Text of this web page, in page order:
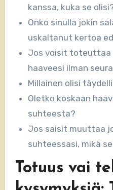
kanssa, kuka se
Onko sinulla jokin
uskaltanut kertoa
Jos voisit toteuttaa
haaveesi ilman
Millainen olisi
Oletko koskaan
suhteesta?
Jos saisit muuttaa
suhteessasi, mikä
Totuus vai